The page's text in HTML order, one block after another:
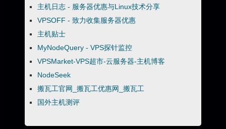
主机日志 - 服务器优惠与Linux技术分享
VPSOFF - 致力收集服务器优惠
主机贴士
MyNodeQuery - VPS探针监控
VPSMarket-VPS超市-云服务器-主机博客
NodeSeek
搬瓦工官网_搬瓦工优惠网_搬瓦工
国外主机测评